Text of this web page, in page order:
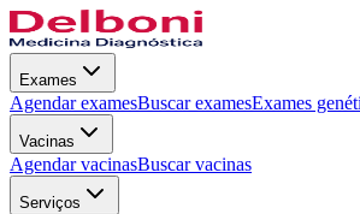
Exames
Agendar examesBuscar examesExames
Vacinas
Agendar vacinasBuscar vacinas
Serviços